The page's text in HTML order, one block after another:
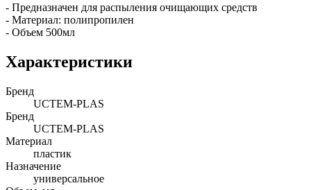
- Предназначен для распыления очищающих средств
- Материал: полипропилен
- Объем 500мл
Характеристики
Бренд
UCTEM-PLAS
Бренд
UCTEM-PLAS
Материал
пластик
Назначение
универсальное